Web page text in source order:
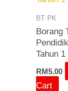
BT PK
Borang
Tahun 1
RM5.00
Cart